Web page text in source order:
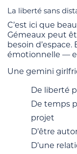
La liberté sans
C’est ici que
Gémeaux peut
besoin
émotionnelle —
Une gemini
De liberté
De temps
projet
D’être
D’une